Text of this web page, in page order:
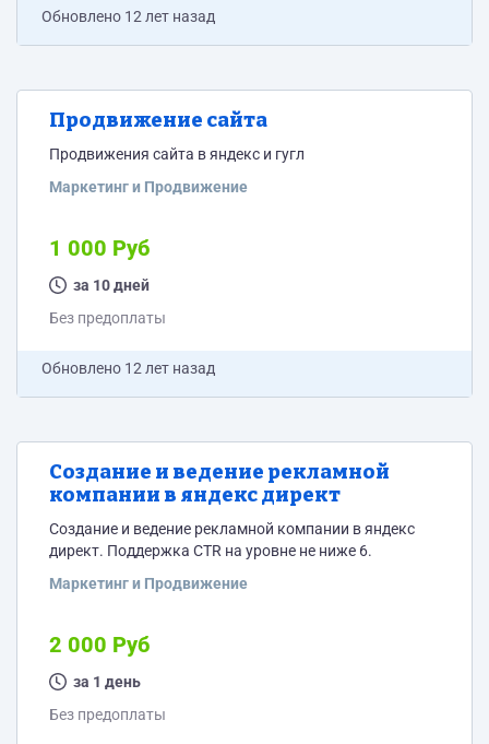
Обновлено 12 лет назад
Продвижение сайта
Продвижения сайта в яндекс и гугл
Маркетинг и Продвижение
1 000 Руб
за 10 дней
Без предоплаты
Обновлено 12 лет назад
Создание и ведение рекламной
компании в яндекс директ
Создание и ведение рекламной компании в яндекс
директ. Поддержка CTR на уровне не ниже 6.
Маркетинг и Продвижение
2 000 Руб
за 1 день
Без предоплаты